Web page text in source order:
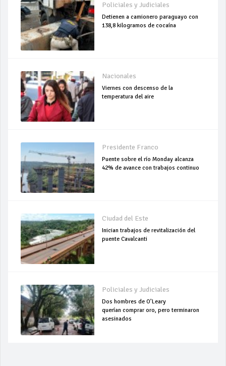
Policiales y Judiciales
Detienen a camionero paraguayo con
138,8 kilogramos de cocaína
Nacionales
Viernes con descenso de la
temperatura del aire
Presidente Franco
Puente sobre el río Monday alcanza
42% de avance con trabajos continuo
Ciudad del Este
Inician trabajos de revitalización del
puente Cavalcanti
Policiales y Judiciales
Dos hombres de O’Leary
querían comprar oro, pero terminaron
asesinados